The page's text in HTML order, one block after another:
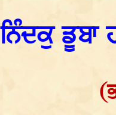
ਨਿੰਦਕੁ ਡੂਬਾ